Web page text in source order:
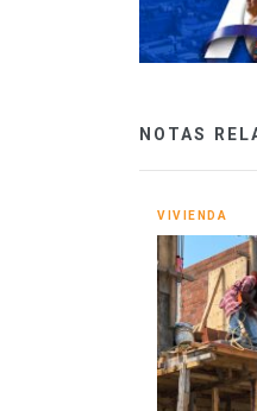
NOTAS
VIVIENDA